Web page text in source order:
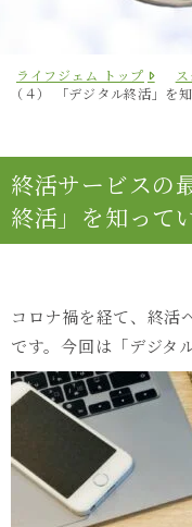
ライフジェム トップ
（４） 「デジタル終活」を
終活サービスの
終活」を知って
コロナ禍を経て、終活
です。今回は「デジタ